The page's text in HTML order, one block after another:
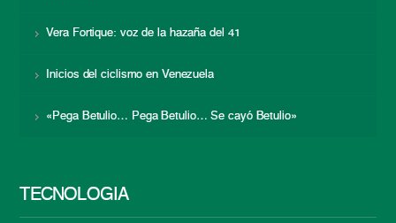
Vera Fortique: voz de la hazaña del 41
Inicios del ciclismo en Venezuela
«Pega Betulio… Pega Betulio… Se cayó Betulio»
TECNOLOGÍA